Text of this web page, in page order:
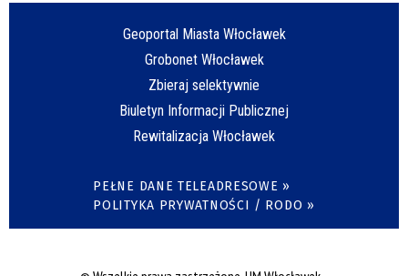
Geoportal Miasta Włocławek
Grobonet Włocławek
Zbieraj selektywnie
Biuletyn Informacji Publicznej
Rewitalizacja Włocławek
PEŁNE DANE TELEADRESOWE »
POLITYKA PRYWATNOŚCI / RODO »